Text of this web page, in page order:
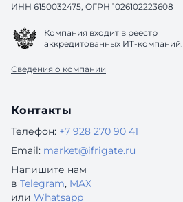
ИНН 6150032475, ОГРН 1026102223608
Компания входит в реестр
аккредитованных ИТ-компаний.
Сведения о компании
Контакты
Телефон: +7 928 270 90 41
Email: market@ifrigate.ru
Напишите нам
в Telegram, MAX
или Whatsapp